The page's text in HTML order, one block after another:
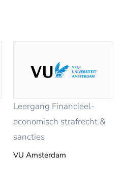
Leergang Financieel-
economisch strafrecht &
sancties
VU Amsterdam